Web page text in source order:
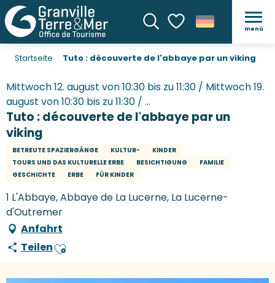
SucheVoir les favoris
menü
Startseite Tuto : découverte de l'abbaye par un viking
Mittwoch 12. august von 10:30 bis zu 11:30 / Mittwoch 19.
august von 10:30 bis zu 11:30 / ...
Tuto : découverte de l'abbaye par un
viking
BETREUTE SPAZIERGÄNGE KULTUR-
KINDER
TOURS UND DAS KULTURELLE ERBE
BESICHTIGUNG
FAMILIE
GESCHICHTE
ERBE FÜR KINDER
1 L'Abbaye, Abbaye de La Lucerne, La Lucerne-
d'Outremer
Anfahrt
TeilenAjouter aux favoris